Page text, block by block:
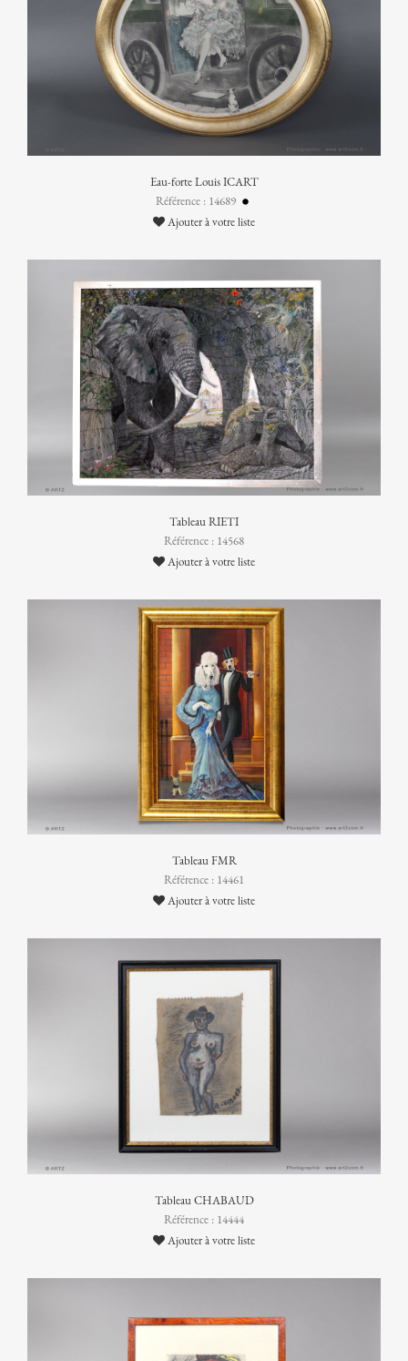
Eau-forte Louis ICART
Référence : 14689
Ajouter à votre liste
Tableau RIETI
Référence : 14568
Ajouter à votre liste
Tableau FMR
Référence : 14461
Ajouter à votre liste
Tableau CHABAUD
Référence : 14444
Ajouter à votre liste